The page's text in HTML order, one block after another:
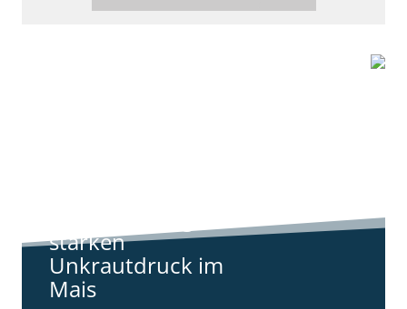
starken
Unkrautdruck im
Mais